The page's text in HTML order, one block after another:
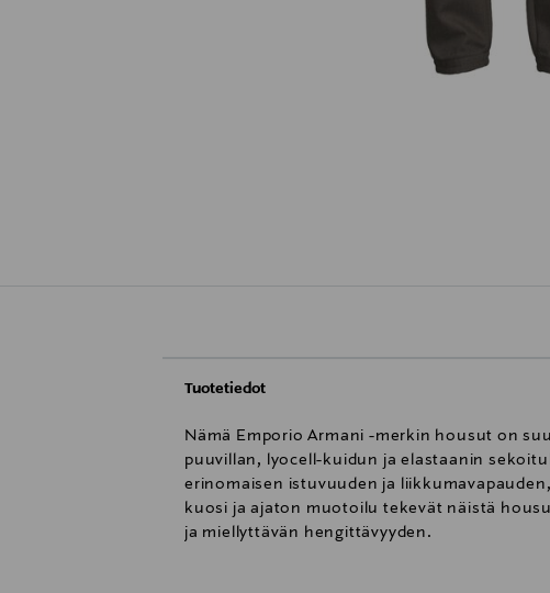
Tuotetiedot
Nämä Emporio Armani -merkin housut on
puuvillan, lyocell-kuidun ja elastaanin
erinomaisen istuvuuden ja
kuosi ja ajaton muotoilu tekevät näistä
ja miellyttävän hengittävyyden.